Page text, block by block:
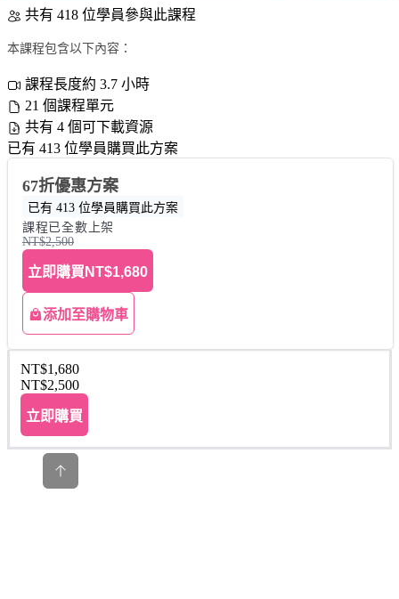
共有 418 位學員參與此課程
本課程包含以下內容：
課程長度約 3.7 小時
21 個課程單元
共有 4 個可下載資源
已有 413 位學員購買此方案
67折優惠方案
已有 413 位學員購買此方案
課程已全數上架
NT$2,500
立即購買 NT$1,680
添加至購物車
NT$1,680
NT$2,500
立即購買